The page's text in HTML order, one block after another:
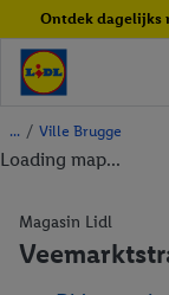
Ontdek dagelijks
/ Ville Brugge
Loading map...
Magasin Lidl